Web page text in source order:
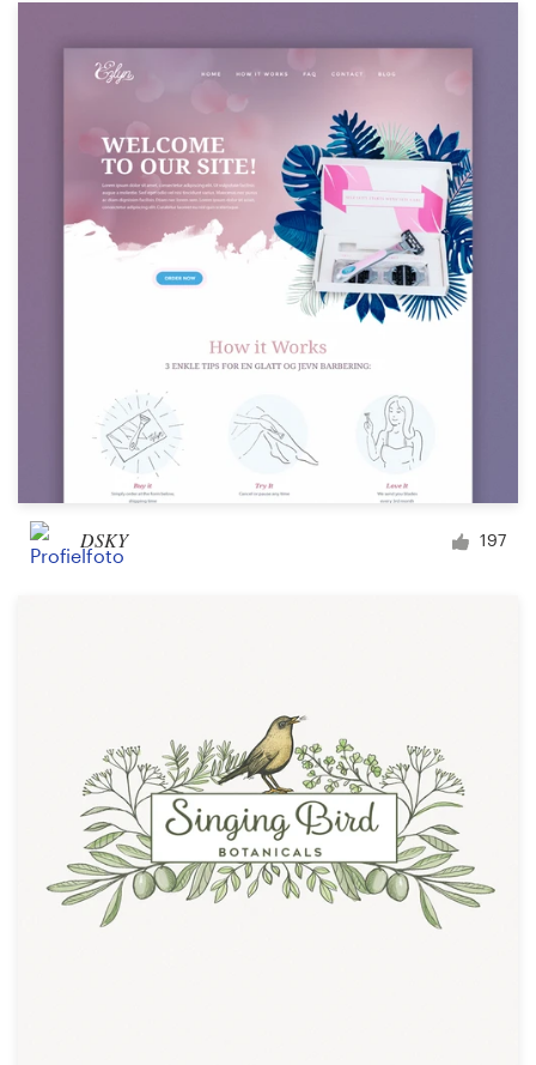
DSKY 197